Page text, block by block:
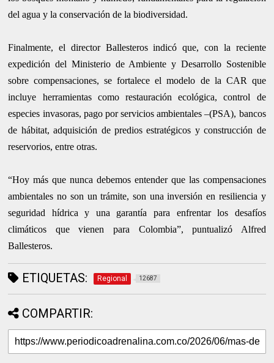
del agua y la conservación de la biodiversidad.
Finalmente, el director Ballesteros indicó que, con la reciente
expedición del Ministerio de Ambiente y Desarrollo Sostenible
sobre compensaciones, se fortalece el modelo de la CAR que
incluye herramientas como restauración ecológica, control de
especies invasoras, pago por servicios ambientales –(PSA), bancos
de hábitat, adquisición de predios estratégicos y construcción de
reservorios, entre otras.
“Hoy más que nunca debemos entender que las compensaciones
ambientales no son un trámite, son una inversión en resiliencia y
seguridad hídrica y una garantía para enfrentar los desafíos
climáticos que vienen para Colombia”, puntualizó Alfred
Ballesteros.
ETIQUETAS: Regional 12687
COMPARTIR: